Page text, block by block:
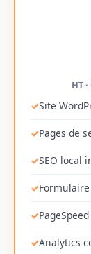
HT
Site
Pages de
SEO local
Analytics